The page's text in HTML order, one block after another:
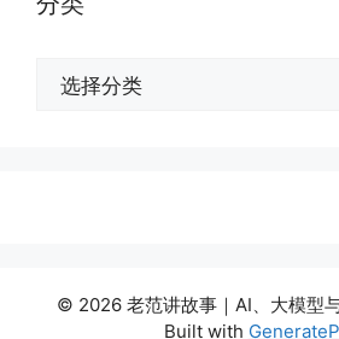
© 2026 老范讲故事｜AI、大模型
Built with